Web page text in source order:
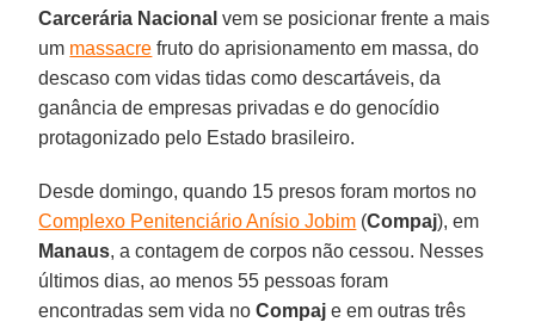
Carcerária Nacional vem se posicionar frente a mais
um massacre fruto do aprisionamento em massa, do
descaso com vidas tidas como descartáveis, da
ganância de empresas privadas e do genocídio
protagonizado pelo Estado brasileiro.
Desde domingo, quando 15 presos foram mortos no
Complexo Penitenciário Anísio Jobim (Compaj), em
Manaus, a contagem de corpos não cessou. Nesses
últimos dias, ao menos 55 pessoas foram
encontradas sem vida noCompaj e em outras três